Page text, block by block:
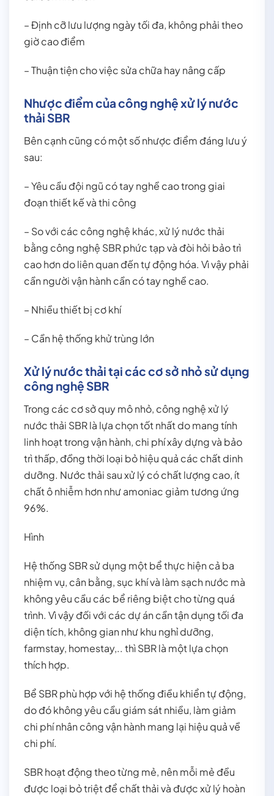
– Định cỡ lưu lượng ngày tối đa, không phải theo
giờ cao điểm
– Thuận tiện cho việc sửa chữa hay nâng cấp
Nhược điểm của công nghệ xử lý nước
thải SBR
Bên cạnh cũng có một số nhược điểm đáng lưu ý
sau:
– Yêu cầu đội ngũ có tay nghề cao trong giai
đoạn thiết kế và thi công
– So với các công nghệ khác, xử lý nước thải
bằng công nghệ SBR phức tạp và đòi hỏi bảo trì
cao hơn do liên quan đến tự động hóa. Vì vậy phải
cần người vận hành cần có tay nghề cao.
– Nhiều thiết bị cơ khí
– Cần hệ thống khử trùng lớn
Xử lý nước thải tại các cơ sở nhỏ sử dụng
công nghệ SBR
Trong các cơ sở quy mô nhỏ, công nghệ xử lý
nước thải SBR là lựa chọn tốt nhất do mang tính
linh hoạt trong vận hành, chi phí xây dựng và bảo
trì thấp, đồng thời loại bỏ hiệu quả các chất dinh
dưỡng. Nước thải sau xử lý có chất lượng cao, ít
chất ô nhiễm hơn như amoniac giảm tương ứng
96%.
Hình
Hệ thống SBR sử dụng một bể thực hiện cả ba
nhiệm vụ, cân bằng, sục khí và làm sạch nước mà
không yêu cầu các bể riêng biệt cho từng quá
trình. Vì vậy đối với các dự án cần tận dụng tối đa
diện tích, không gian như khu nghỉ dưỡng,
farmstay, homestay,.. thì SBR là một lựa chọn
thích hợp.
Bể SBR phù hợp với hệ thống điều khiển tự động,
do đó không yêu cầu giám sát nhiều, làm giảm
chi phí nhân công vận hành mang lại hiệu quả về
chi phí.
SBR hoạt động theo từng mẻ, nên mỗi mẻ đều
được loại bỏ triệt để chất thải và được xử lý hoàn